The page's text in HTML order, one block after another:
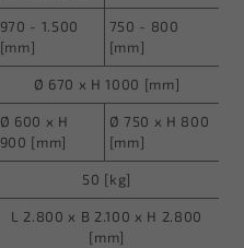
970 - 1.500
[mm]
750 - 800
[mm]
Ø 670 x H 1000 [mm]
Ø 600 x H
900 [mm]
Ø 750 x H 800
[mm]
50 [kg]
L 2.800 x B 2.100 x H 2.800
[mm]